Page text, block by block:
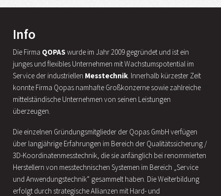
Info
Die Firma QOPAS wurde im Jahr 2009 gegründet und ist ein
junges und flexibles Unternehmen mit Wachstumspotential im
Service der industriellen Messtechnik . Innerhalb kürzester Zeit
konnte Firma Qopas namhafte Großkonzerne sowie zahlreiche
mittelständische Unternehmen von seinen Leistungen
überzeugen.
Die einzelnen Gründungsmitglieder der Qopas GmbH verfügen
über langjährige Erfahrungen im Bereich der Qualitätssicherung /
3D-Koordinatenmesstechnik, die sie anfänglich bei renommierten
Herstellern von messtechnischen Systemen im Bereich „Service
und Anwendungstechnik“ gesammelt haben. Die Weiterbildung
erfolgt durch strategische Allianzen mit Hard- und